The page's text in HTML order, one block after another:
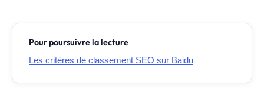
Pour poursuivre la lecture
Les critères de classement SEO sur Baidu